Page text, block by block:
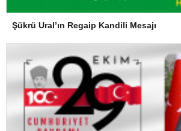
Şükrü Ural’ın Regaip Kandili Mesajı